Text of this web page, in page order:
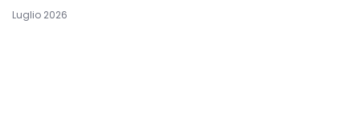
Luglio 2026